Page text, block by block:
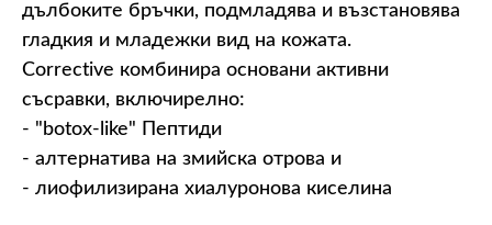
дълбоките бръчки, подмладява и възстановява
гладкия и младежки вид на кожата.
Corrective комбинира основани активни
съсравки, включирелно:
- "botox-like" Пептиди
- алтернатива на змийска отрова и
- лиофилизирана хиалуронова киселина